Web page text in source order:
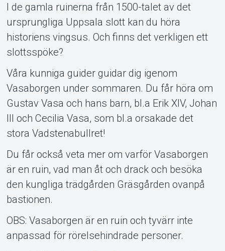
Om Tickster
I de gamla ruinerna från 1500-talet av det
ursprungliga Uppsala slott kan du höra
historiens vingsus. Och finns det verkligen ett
slottsspöke?
Våra kunniga guider guidar dig igenom
Vasaborgen under sommaren. Du får höra om
Gustav Vasa och hans barn, bl.a Erik XIV, Johan
III och Cecilia Vasa, som bl.a orsakade det
stora Vadstenabullret!
Du får också veta mer om varför Vasaborgen
är en ruin, vad man åt och drack och besöka
den kungliga trädgården Gräsgården ovanpå
bastionen.
OBS: Vasaborgen är en ruin och tyvärr inte
anpassad för rörelsehindrade personer.